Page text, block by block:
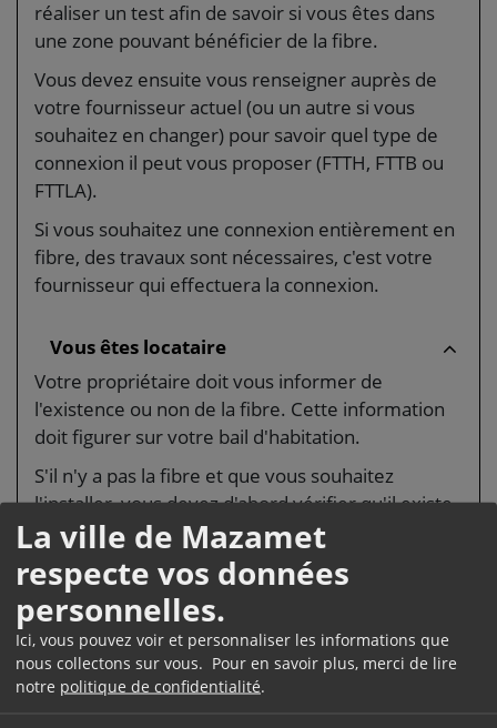
La ville de Mazamet
respecte vos données
personnelles.
Ici, vous pouvez voir et personnaliser les informations que
nous collectons sur vous. Pour en savoir plus, merci de lire
notre politique de confidentialité.
réaliser un test afin de savoir si vous êtes dans
une zone pouvant bénéficier de la fibre.
Vous devez ensuite vous renseigner auprès de
votre fournisseur actuel (ou un autre si vous
souhaitez en changer) pour savoir quel type de
connexion il peut vous proposer (FTTH, FTTB ou
FTTLA).
Si vous souhaitez une connexion entièrement en
fibre, des travaux sont nécessaires, c'est votre
fournisseur qui effectuera la connexion.
Vous êtes locataire
Votre propriétaire doit vous informer de
l'existence ou non de la fibre. Cette information
doit figurer sur votre bail d'habitation.
S'il n'y a pas la fibre et que vous souhaitez
l'installer, vous devez d'abord vérifier qu'il existe
un réseau en fibre dans votre commune. Chaque
fournisseur propose sur son site internet de
réaliser un test afin de savoir si vous êtes dans
une zone pouvant bénéficier de la fibre.
Vous devez ensuite vous renseigner auprès de
votre fournisseur actuel (ou un autre si vous